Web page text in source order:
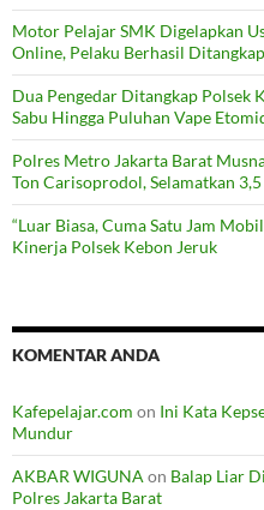
Motor Pelajar SMK Digelapkan
Online, Pelaku Berhasil
Dua Pengedar Ditangkap Polsek
Sabu Hingga Puluhan Vape
Polres Metro Jakarta Barat
Ton Carisoprodol, Selamatkan
“Luar Biasa, Cuma Satu Jam
Kinerja Polsek Kebon Jeruk
KOMENTAR ANDA
Kafepelajar.com on Ini Kata
Mundur
AKBAR WIGUNA on Balap Liar
Polres Jakarta Barat